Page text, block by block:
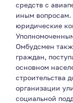
средств с
иным
юридические
Омбудсмен
граждан,
основном
строительства
организации
социальной